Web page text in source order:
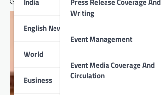
English News
World
Business
Writing
Event Management
Event Media Coverage And
Circulation